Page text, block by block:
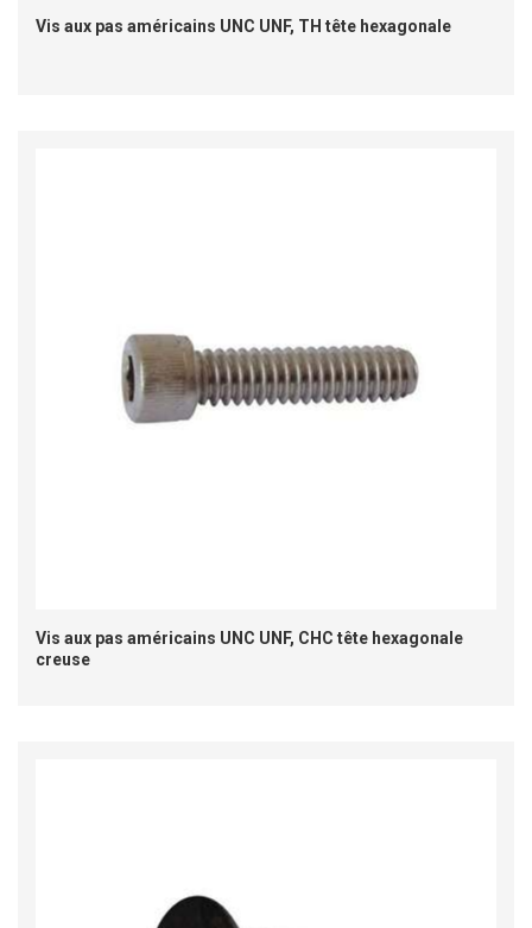
Vis aux pas américains UNC UNF, TH tête hexagonale
Vis aux pas américains UNC UNF, CHC tête hexagonale
creuse